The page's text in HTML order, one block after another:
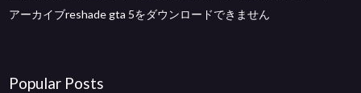
アーカイブreshade gta 5をダウンロードできません
Popular Posts